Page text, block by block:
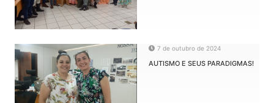
7 de outubro de 2024
AUTISMO E SEUS PARADIGMAS!